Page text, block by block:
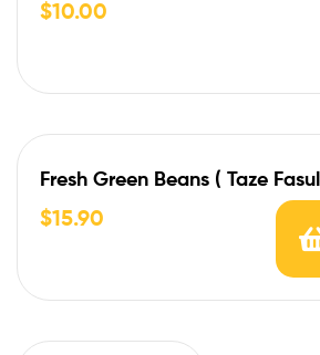
$10.00
Fresh Green Beans ( Taze
$15.90